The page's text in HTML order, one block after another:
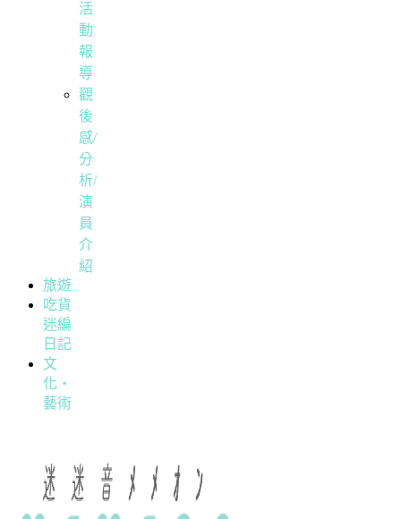
活
動
報
導
觀
後
感/
分
析/
演
員
介
紹
旅遊
吃貨
迷編
日記
文
化・
藝術